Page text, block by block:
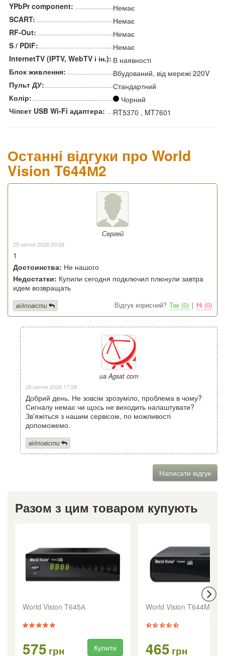
YPbPr component:
Немає
SCART:
Немає
RF-Out:
Немає
S / PDIF:
Немає
InternetTV (IPTV, WebTV і ін.): В наявності
Блок живлення:
Вбудований, від мережі 220V
Пульт ДУ:
Стандартний
Колір:
Чорний
Чіпсет USB Wi-Fi адаптера:
RT5370 , MT7601
Останні відгуки про World
Vision T644М2
Сергей
25 квітня 2026 00:58
1
Достоинства: Не нашого
Недостатки: Купили сегодня подключил плюнули завтра
идем возвращать
Відгук корисний? Так (0) | Ні (0)
відповісти
ua Agsat com
25 квітня 2026 17:28
Добрий день. Не зовсім зрозуміло, проблема в чому?
Сигналу немає чи щось не виходить налаштувати?
Зв'яжіться з нашим сервісом, по можливості
допоможемо.
відповісти
Написати відгук
Разом з цим товаром купують
World Vision T645А
575 грн Купити
World Vision T644M3
465 грн